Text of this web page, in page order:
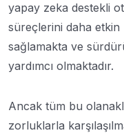
yapay zeka destekli
süreçlerini daha etkin
sağlamakta ve
yardımcı olmaktadır.
Ancak tüm bu
zorluklarla